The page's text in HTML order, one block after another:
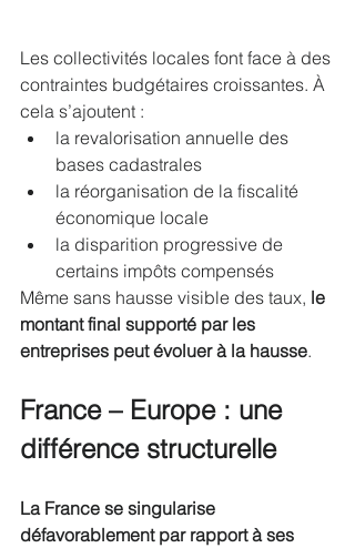
Les collectivités locales font face à des
contraintes budgétaires croissantes. À
cela s’ajoutent :
la revalorisation annuelle des
bases cadastrales
la réorganisation de la fiscalité
économique locale
la disparition progressive de
certains impôts compensés
Même sans hausse visible des taux, le
montant final supporté par les
entreprises peut évoluer à la hausse.
France – Europe : une
différence structurelle
La France se singularise
défavorablement par rapport à ses